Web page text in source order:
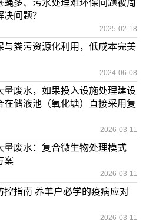
多、污水处理难环保问题被周
问题？
2025-02-18
与粪污资源化利用，低成本完美
2024-06-08
废水，如果投入设施处理建设
储液池（氧化塘）直接采用复
2026-03-11
废水：复合微生物处理模式
案
2026-03-11
指南 养羊户必学的疫病应对
2026-03-11